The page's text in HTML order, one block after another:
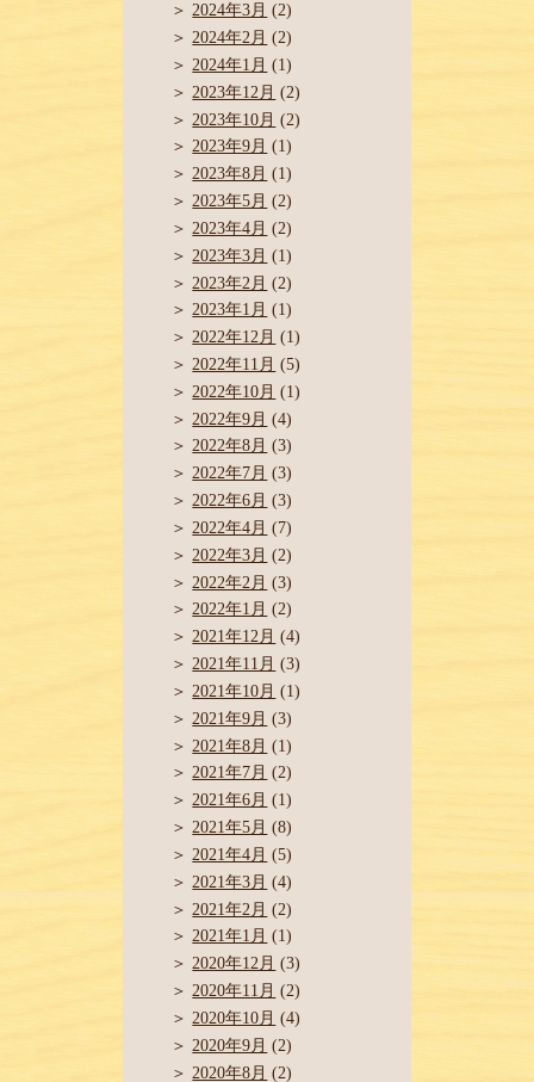
2024年3月 (2)
2024年2月 (2)
2024年1月 (1)
2023年12月 (2)
2023年10月 (2)
2023年9月 (1)
2023年8月 (1)
2023年5月 (2)
2023年4月 (2)
2023年3月 (1)
2023年2月 (2)
2023年1月 (1)
2022年12月 (1)
2022年11月 (5)
2022年10月 (1)
2022年9月 (4)
2022年8月 (3)
2022年7月 (3)
2022年6月 (3)
2022年4月 (7)
2022年3月 (2)
2022年2月 (3)
2022年1月 (2)
2021年12月 (4)
2021年11月 (3)
2021年10月 (1)
2021年9月 (3)
2021年8月 (1)
2021年7月 (2)
2021年6月 (1)
2021年5月 (8)
2021年4月 (5)
2021年3月 (4)
2021年2月 (2)
2021年1月 (1)
2020年12月 (3)
2020年11月 (2)
2020年10月 (4)
2020年9月 (2)
2020年8月 (2)